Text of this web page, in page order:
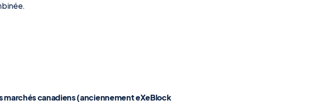
marchés canadiens (anciennement eXeBlock